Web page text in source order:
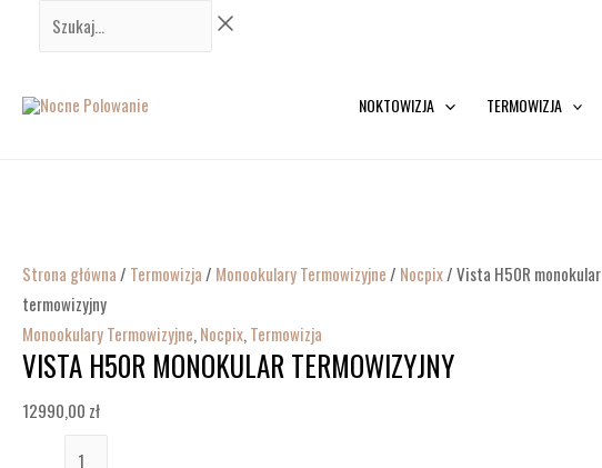
NOKTOWIZJA TERMOWIZJA
Strona główna/ Termowizja/ Monookulary Termowizyjne/ Nocpix/ Vista H50R monokular
termowizyjny
Monookulary Termowizyjne, Nocpix, Termowizja
VISTA H50R MONOKULAR TERMOWIZYJNY
12990,00 zł
monokular